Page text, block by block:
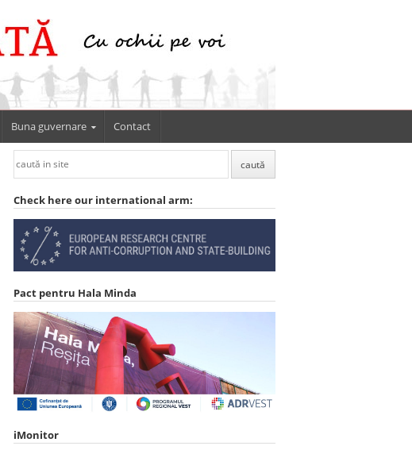
Buna guvernare Contact
Check here our international arm:
Pact pentru Hala Minda
iMonitor